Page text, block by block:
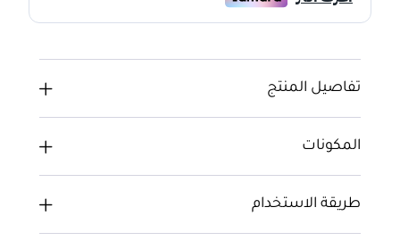
تفاصيل المنتج
المكونات
طريقة الاستخدام